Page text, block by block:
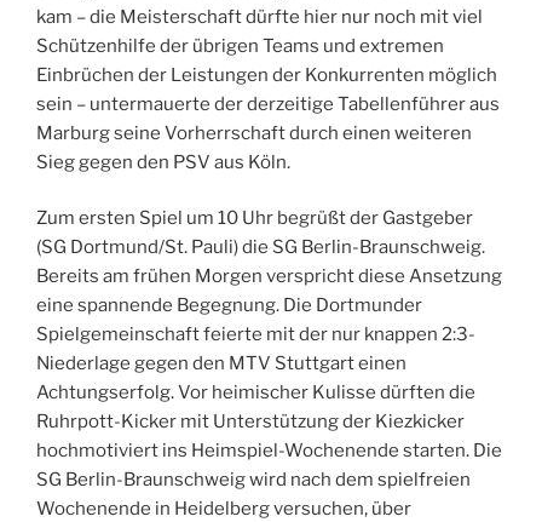
kam – die Meisterschaft dürfte hier nur noch mit viel
Schützenhilfe der übrigen Teams und extremen
Einbrüchen der Leistungen der Konkurrenten möglich
sein – untermauerte der derzeitige Tabellenführer aus
Marburg seine Vorherrschaft durch einen weiteren
Sieg gegen den PSV aus Köln.
Zum ersten Spiel um 10 Uhr begrüßt der Gastgeber
(SG Dortmund/St. Pauli) die SG Berlin-Braunschweig.
Bereits am frühen Morgen verspricht diese Ansetzung
eine spannende Begegnung. Die Dortmunder
Spielgemeinschaft feierte mit der nur knappen 2:3-
Niederlage gegen den MTV Stuttgart einen
Achtungserfolg. Vor heimischer Kulisse dürften die
Ruhrpott-Kicker mit Unterstützung der Kiezkicker
hochmotiviert ins Heimspiel-Wochenende starten. Die
SG Berlin-Braunschweig wird nach dem spielfreien
Wochenende in Heidelberg versuchen, über